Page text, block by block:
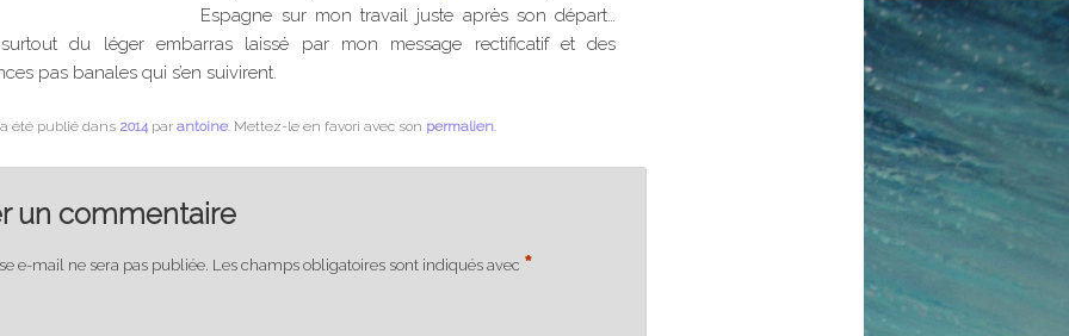
Espagne sur mon travail juste après son départ…
surtout du léger embarras laissé par mon message rectificatif et des
pas banales qui s’en suivirent.
été publié dans 2014par antoine. Mettez-le en favori avec son permalien.
un commentaire
e-mail ne sera pas publiée. Les champs obligatoires sont indiqués avec *